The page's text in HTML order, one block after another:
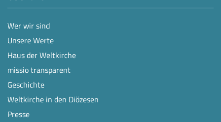
Wer wir sind
Unsere Werte
Haus der Weltkirche
missio transparent
Geschichte
Weltkirche in den Diözesen
Presse